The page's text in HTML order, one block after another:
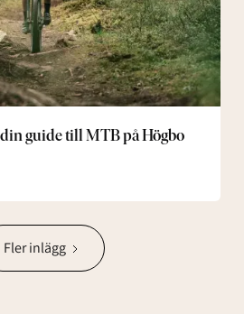
guide till MTB på Högbo
Fler inlägg